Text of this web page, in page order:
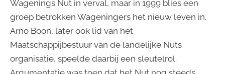
Wagenings Nut in verval, maar in 1999 blies een
groep betrokken Wageningers het nieuw leven in.
Arno Boon, later ook lid van het
Maatschappijbestuur van de landelijke Nuts
organisatie, speelde daarbij een sleutelrol.